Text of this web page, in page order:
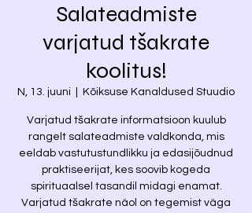
Salateadmiste
varjatud tšakrate
koolitus!
N, 13. juuni Kõiksuse Kanaldused Stuudio
Varjatud tšakrate informatsioon kuulub
rangelt salateadmiste valdkonda, mis
eeldab vastutustundlikku ja edasijõudnud
praktiseerijat, kes soovib kogeda
spirituaalsel tasandil midagi enamat.
Varjatud tšakrate näol on tegemist väga